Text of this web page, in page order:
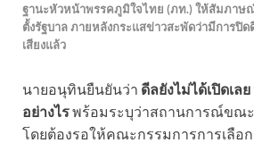
ฐานะหัวหน้าพรรคภูมิใจไทย (ภท.) ให้สัมภาษ
ตั้งรัฐบาล ภายหลังกระแสข่าวสะพัดว่ามีการปิด
เสียงแล้ว
นายอนุทินยืนยันว่า ดีลยังไม่ได้เปิดเล
อย่างไรพร้อมระบุว่าสถานการณ์ขณะ
โดยต้องรอให้คณะกรรมการการเลือก